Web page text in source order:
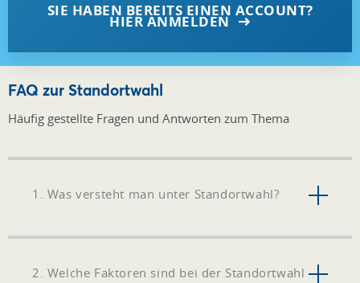
SIE HABEN BEREITS EINEN ACCOUNT?
HIER ANMELDEN
FAQ zur Standortwahl
Häufig gestellte Fragen und Antworten zum Thema
1. Was versteht man unter Standortwahl?
2. Welche Faktoren sind bei der Standortwahl